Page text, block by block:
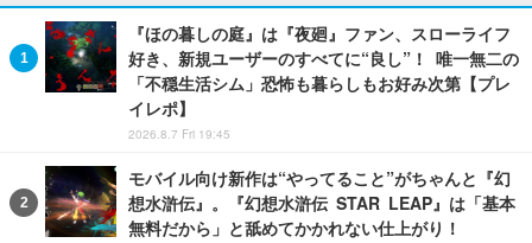
『ほの暮しの庭』は『夜廻』ファン、スローライフ
好き、新規ユーザーのすべてに“良し”！ 唯一無二の
「不穏生活シム」恐怖も暮らしもお好み次第【プレ
イレポ】
2026.8.7 Fri 19:45
モバイル向け新作は“やってること”がちゃんと『幻
想水滸伝』。『幻想水滸伝 STAR LEAP』は「基本
無料だから」と舐めてかかれない仕上がり！